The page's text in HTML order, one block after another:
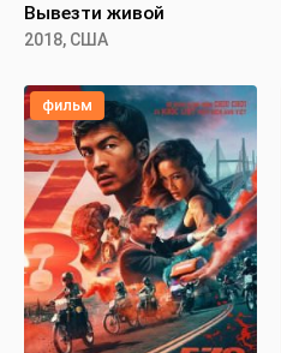
Вывезти живой
2018, США
фильм